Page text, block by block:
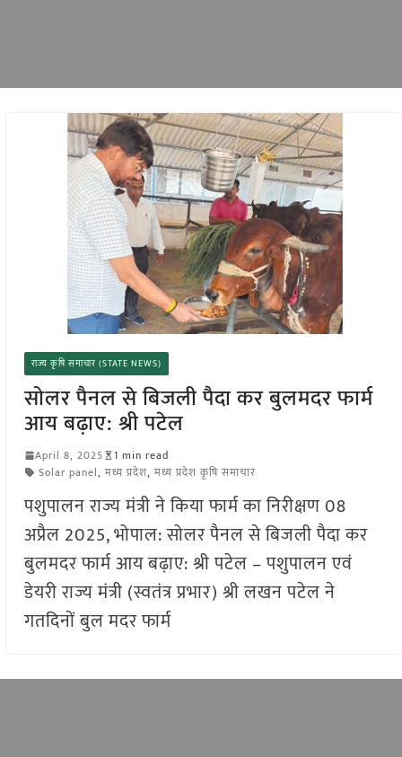
राज्य कृषि समाचार (STATE NEWS)
सोलर पैनल से बिजली पैदा कर बुलमदर फार्म
आय बढ़ाए: श्री पटेल
April 8, 2025
1 min read
Solar panel, मध्य प्रदेश, मध्य प्रदेश कृषि समाचार
पशुपालन राज्य मंत्री ने किया फार्म का निरीक्षण 08
अप्रैल 2025, भोपाल: सोलर पैनल से बिजली पैदा कर
बुलमदर फार्म आय बढ़ाए: श्री पटेल – पशुपालन एवं
डेयरी राज्य मंत्री (स्वतंत्र प्रभार) श्री लखन पटेल ने
गतदिनों बुल मदर फार्म